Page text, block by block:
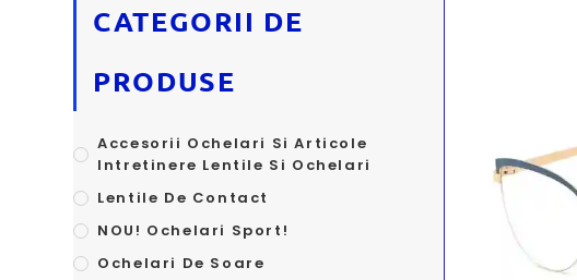
CATEGORII DE
PRODUSE
Accesorii Ochelari Si Articole
Intretinere Lentile Si Ochelari
Lentile De Contact
NOU! Ochelari Sport!
Ochelari De Soare